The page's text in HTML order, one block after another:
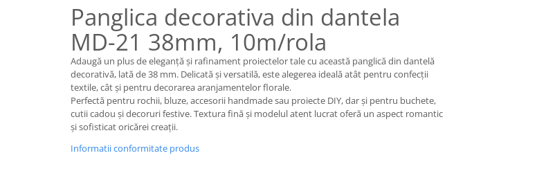
Panglica decorativa din dantela
MD-21 38mm, 10m/rola
Adaugă un plus de eleganță și rafinament proiectelor tale cu această panglică din dantelă
decorativă, lată de 38 mm. Delicată și versatilă, este alegerea ideală atât pentru confecții
textile, cât și pentru decorarea aranjamentelor florale.
Perfectă pentru rochii, bluze, accesorii handmade sau proiecte DIY, dar și pentru buchete,
cutii cadou și decoruri festive. Textura fină și modelul atent lucrat oferă un aspect romantic
și sofisticat oricărei creații.
Informatii conformitate produs